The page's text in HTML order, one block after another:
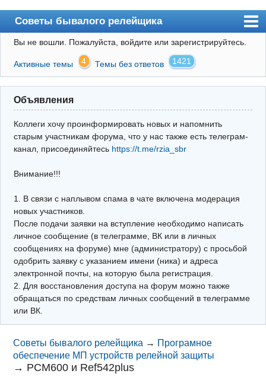
Советы бывалого релейщика
Форум
Правила
Поиск
Регистрация
Архив
Почта
Поиск релейщика
Видео РЗиА
Фотохостинг
Телеграм
Вы не вошли. Пожалуйста, войдите или зарегистрируйтесь.
Активные темы 4 Темы без ответов 1421
Объявления
Коллеги хочу проинформировать новых и напомнить
старым участникам форума, что у нас также есть телеграм-
канал, присоединяйтесь https://t.me/rzia_sbr
Внимание!!!
1. В связи с наплывом спама в чате включена модерация
новых участников.
После подачи заявки на вступление необходимо написать
личное сообщение (в телеграмме, ВК или в личных
сообщениях на форуме) мне (администратору) с просьбой
одобрить заявку с указанием имени (ника) и адреса
электронной почты, на которую была регистрация.
2. Для восстановления доступа на форум можно также
обращаться по средствам личных сообщений в телеграмме
или ВК.
Советы бывалого релейщика → Програмное
обеспечение МП устройств релейной защиты
→ PCM600 и Ref542plus